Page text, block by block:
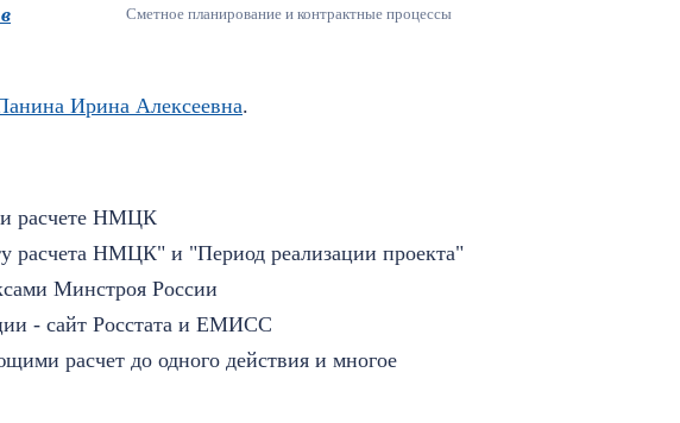
Сметное планирование и контрактные процессы
Ирина Алексеевна.
расчете НМЦК
расчета НМЦК" и "Период реализации проекта"
Минстроя России
- сайт Росстата и ЕМИСС
расчет до одного действия и многое